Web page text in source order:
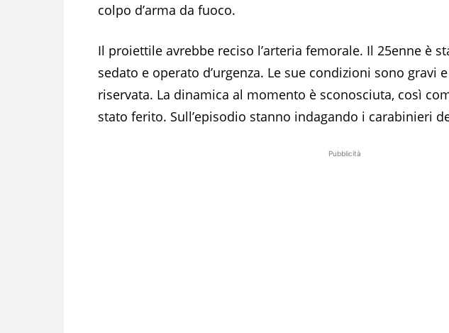
colpo d’arma da fuoco.
Il proiettile avrebbe reciso l’arteria femorale. Il 25enne è
sedato e operato d’urgenza. Le sue condizioni sono gravi
riservata. La dinamica al momento è sconosciuta, così
stato ferito. Sull’episodio stanno indagando i carabinieri
Pubblicità